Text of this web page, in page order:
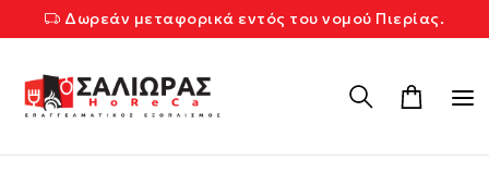
Δωρεάν μεταφορικά εντός του νομού Πιερίας.